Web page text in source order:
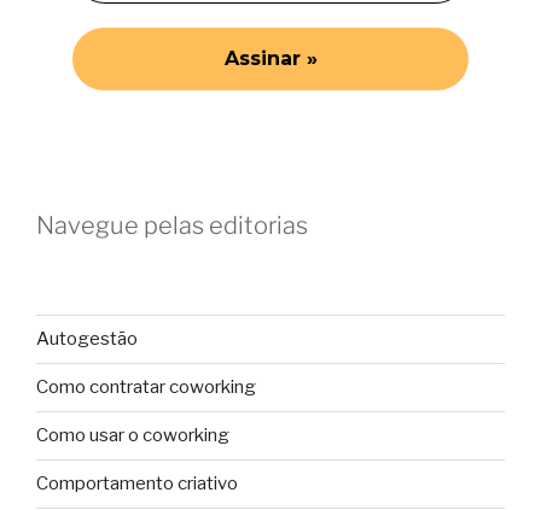
Navegue pelas editorias
Autogestão
Como contratar coworking
Como usar o coworking
Comportamento criativo